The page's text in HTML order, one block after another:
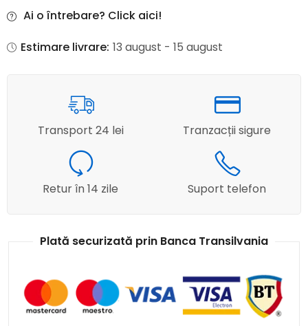
Ai o întrebare? Click aici!
Estimare livrare: 13 august - 15 august
Transport 24 lei Tranzacții sigure
Retur în 14 zile Suport telefon
Plată securizată prin Banca Transilvania